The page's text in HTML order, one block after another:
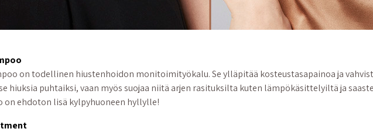
on todellinen hiustenhoidon monitoimityökalu. Se ylläpitää kosteustasapainoa ja
hiuksia puhtaiksi, vaan myös suojaa niitä arjen rasituksilta kuten lämpökäsittelyiltä ja
on ehdoton lisä kylpyhuoneen hyllylle!